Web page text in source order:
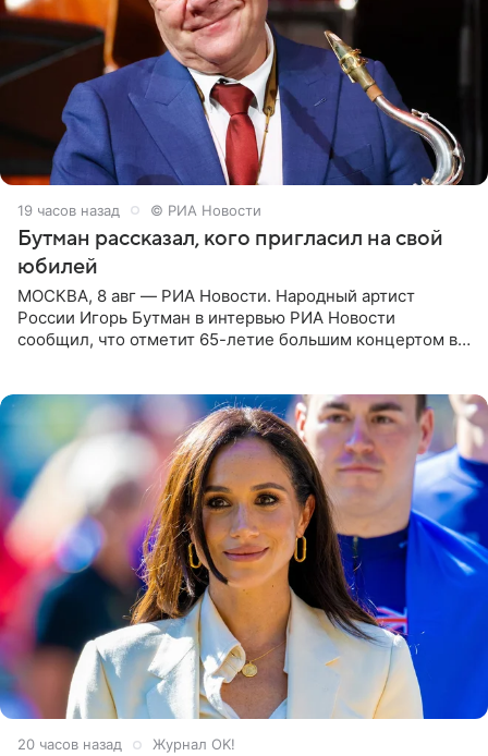
19 часов назад © РИА Новости
Бутман рассказал, кого пригласил на свой
юбилей
МОСКВА, 8 авг — РИА Новости. Народный артист
России Игорь Бутман в интервью РИА Новости
сообщил, что отметит 65-летие большим концертом в
20 часов назад Журнал OK!